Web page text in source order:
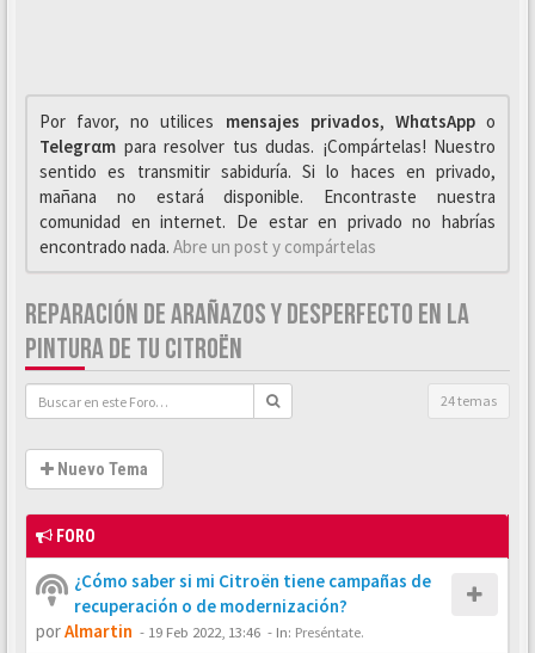
Por favor, no utilices mensajes privados, WhαtsAppo
Telegrαm para resolver tus dudas. ¡Compártelas! Nuestro
sentido es transmitir sabiduría. Si lo haces en privado,
mañana no estará disponible. Encontraste nuestra
comunidad en internet. De estar en privado no habrías
encontrado nada. Abre un post y compártelas
REPARACIÓN DE ARAÑAZOS Y DESPERFECTO EN LA
PINTURA DE TU CITROËN
24 temas
Nuevo Tema
FORO
¿Cómo saber si mi Citroën tiene campañas de
recuperación o de modernización?
porAlmartin - 19 Feb 2022, 13:46 - In: Preséntate.